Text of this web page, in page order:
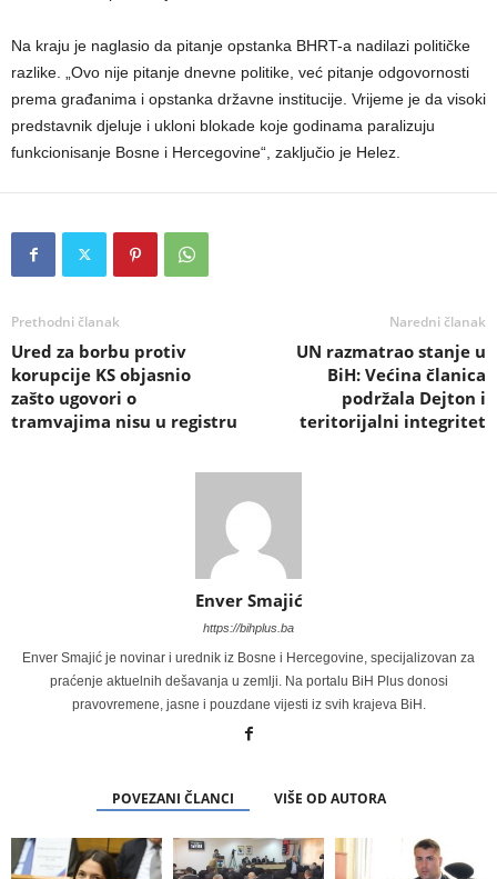
Na kraju je naglasio da pitanje opstanka BHRT-a nadilazi političke
razlike. „Ovo nije pitanje dnevne politike, već pitanje odgovornosti
prema građanima i opstanka državne institucije. Vrijeme je da visoki
predstavnik djeluje i ukloni blokade koje godinama paralizuju
funkcionisanje Bosne i Hercegovine“, zaključio je Helez.
Prethodni članak
Ured za borbu protiv
korupcije KS objasnio
zašto ugovori o
tramvajima nisu u registru
Naredni članak
UN razmatrao stanje u
BiH: Većina članica
podržala Dejton i
teritorijalni integritet
Enver Smajić
https://bihplus.ba
Enver Smajić je novinar i urednik iz Bosne i Hercegovine, specijalizovan za
praćenje aktuelnih dešavanja u zemlji. Na portalu BiH Plus donosi
pravovremene, jasne i pouzdane vijesti iz svih krajeva BiH.
POVEZANI ČLANCI VIŠE OD AUTORA